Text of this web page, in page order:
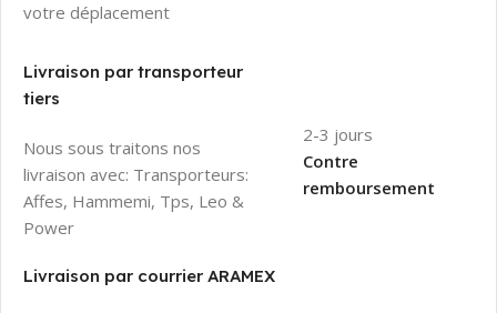
votre déplacement
Livraison par transporteur
tiers
Nous sous traitons nos
livraison avec: Transporteurs:
Affes, Hammemi, Tps, Leo &
Power
2-3 jours
Contre
remboursement
Livraison par courrier ARAMEX